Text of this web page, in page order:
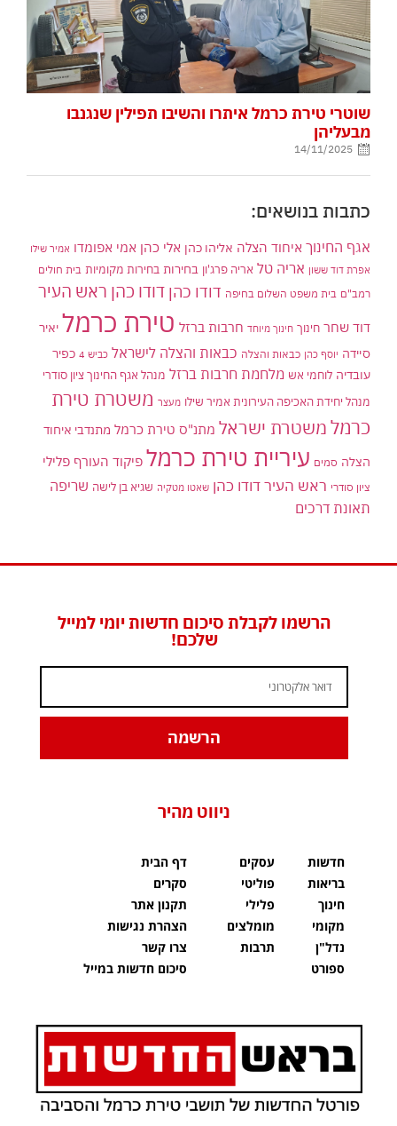
שוטרי טירת כרמל איתרו והשיבו תפילין שנגנבו
מבעליהן
14/11/2025
כתבות בנושאים:
אגף החינוך איחוד הצלה אליהו כהן אלי כהן אמי אפומדו אמיר שילו
אפרת דוד ששון אריה טל אריה פרג'ון בחירות בחירות מקומיות בית חולים
רמב"ם בית משפט השלום בחיפה דודו כהן דודו כהן ראש העיר
דוד שחר חינוך חינוך מיוחד חרבות ברזל טירת כרמל יאיר
סיידה יוסף כהן כבאות והצלה כבאות והצלה לישראל כביש 4
כפיר
עובדיה לוחמי אש מלחמת חרבות ברזל מנהל אגף החינוך ציון סודרי
מנהל יחידת האכיפה העירונית אמיר שילו מעצר משטרת טירת
כרמלמשטרת ישראל מתנ"ס טירת כרמל מתנדבי איחוד
הצלה סמים עיריית טירת כרמל פיקוד העורף פלילי
ציון סודרי ראש העיר דודו כהן שאטו מטקיה שגיא בן לישה שריפה
תאונת דרכים
הרשמו לקבלת סיכום חדשות יומי למייל
שלכם!
הרשמה
ניווט מהיר
חדשות
בריאות
חינוך
מקומי
נדל"ן
ספורט
עסקים
פוליטי
פלילי
מומלצים
תרבות
דף הבית
סקרים
תקנון אתר
הצהרת נגישות
צרו קשר
סיכום חדשות במייל